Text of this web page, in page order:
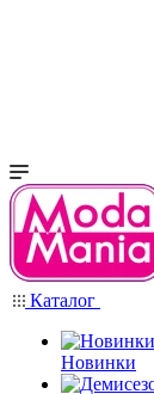
Каталог
Новинки